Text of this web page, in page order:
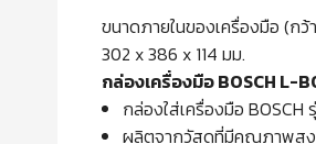
ขนาดภายในของเครื่องมือ (กว้
302 x 386 x 114 มม.
กล่องเครื่องมือ BOSCH L-
กล่องใส่เครื่องมือ BOSCH
ผลิตจากวัสดุที่มีคุณภาพสูง